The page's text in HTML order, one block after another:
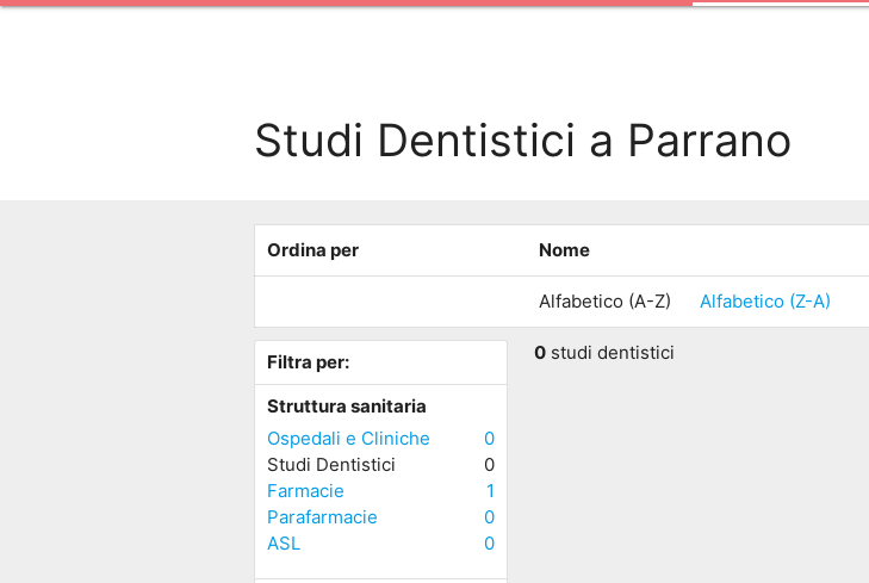
Studi Dentistici a Parrano
Ordina per Nome
Alfabetico (A-Z) Alfabetico (Z-A)
Filtra per:
Struttura sanitaria
Ospedali e Cliniche
0
Studi Dentistici
0
Farmacie
1
Parafarmacie
0
ASL
0
0 studi dentistici